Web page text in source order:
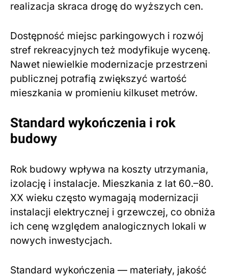
realizacja skraca drogę do wyższych cen.
Dostępność miejsc parkingowych i rozwój
stref rekreacyjnych też modyfikuje wycenę.
Nawet niewielkie modernizacje przestrzeni
publicznej potrafią zwiększyć wartość
mieszkania w promieniu kilkuset metrów.
Standard wykończenia i rok
budowy
Rok budowy wpływa na koszty utrzymania,
izolację i instalacje. Mieszkania z lat 60.–80.
XX wieku często wymagają modernizacji
instalacji elektrycznej i grzewczej, co obniża
ich cenę względem analogicznych lokali w
nowych inwestycjach.
Standard wykończenia — materiały, jakość